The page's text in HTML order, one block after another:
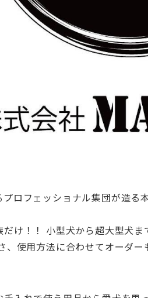
ロフェッショナル集団が造る
け！！ 小型犬から超大型犬
、使用方法に合わせてオーダ